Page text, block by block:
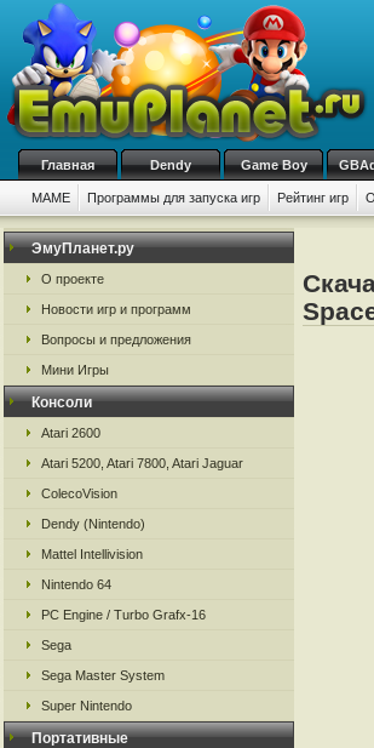
Главная Dendy Game Boy
MAME Программы для запуска игр Рейтинг игр
ЭмуПланет.ру
О проекте
Новости игр и программ
Вопросы и предложения
Мини Игры
Консоли
Atari 2600
Atari 5200, Atari 7800, Atari Jaguar
ColecoVision
Dendy (Nintendo)
Mattel Intellivision
Nintendo 64
PC Engine / Turbo Grafx-16
Sega
Sega Master System
Super Nintendo
Портативные